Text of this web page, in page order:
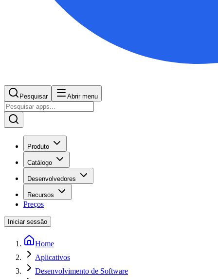
Pesquisar Abrir menu
Produto
Catálogo
Desenvolvedores
Recursos
Preços
Iniciar sessão
Home
Aplicativos
Desenvolvimento de Software